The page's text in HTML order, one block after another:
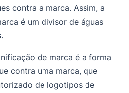
contra a marca. Assim, a
é um divisor de águas
de marca é a forma
contra uma marca, que
de logotipos de